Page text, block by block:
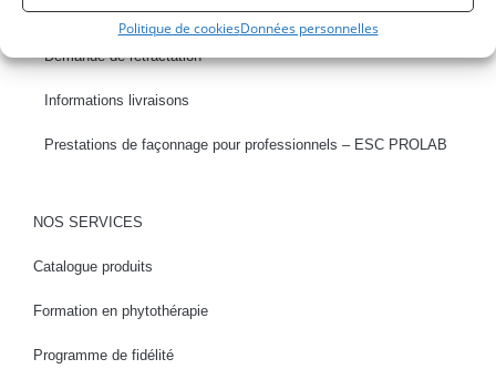
Politique de cookiesDonnées personnelles
Un problème avec votre commande ?
Demande de rétractation
Informations livraisons
Prestations de façonnage pour professionnels – ESC PROLAB
NOS SERVICES
Catalogue produits
Formation en phytothérapie
Programme de fidélité